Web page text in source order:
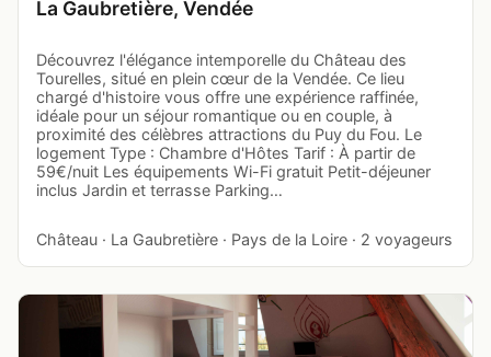
La Gaubretière, Vendée
Découvrez l'élégance intemporelle du Château des
Tourelles, situé en plein cœur de la Vendée. Ce lieu
chargé d'histoire vous offre une expérience raffinée,
idéale pour un séjour romantique ou en couple, à
proximité des célèbres attractions du Puy du Fou. Le
logement Type : Chambre d'Hôtes Tarif : À partir de
59€/nuit Les équipements Wi-Fi gratuit Petit-déjeuner
inclus Jardin et terrasse Parking…
Château · La Gaubretière · Pays de la Loire · 2 voyageurs